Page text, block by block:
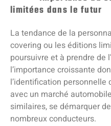
limitées dans le futur
La tendance de la
covering ou les éditions
poursuivre et à prendre de
l’importance croissante
l’identification personnelle
avec un marché
similaires, se démarquer
nombreux conducteurs.